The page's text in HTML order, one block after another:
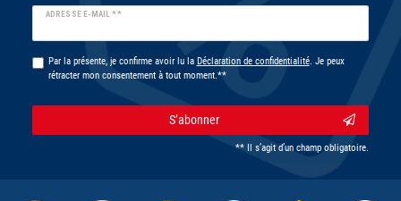
ADRESSE E-MAIL **
Ceres::Template.newsletterHoneypotLabel
Par la présente, je confirme avoir lu la Déclaration de confidentialité. Je peux
rétracter mon consentement à tout moment.**
S’abonner
** Il s’agit d’un champ obligatoire.